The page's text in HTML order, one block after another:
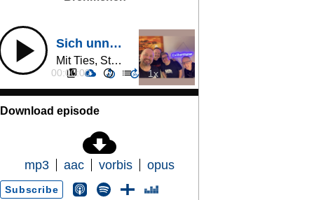
Sich unnötig selbst besiegt (157)
Mit Ties, Stefan, Dennis und Brehmchen
00:00:00
Download episode
mp3 aac vorbis opus
Subscribe